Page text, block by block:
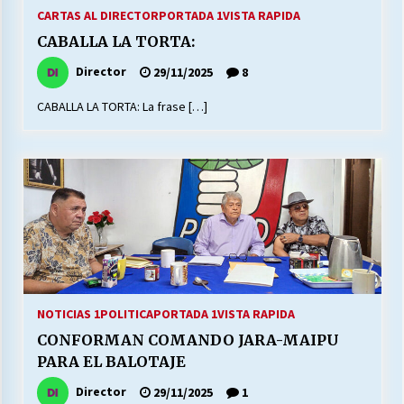
MUNICIPALIDAD, TRABAJADORES, CLIMA
LABORAL:
13/07/2026
¿Qué habrían dicho?
23/06/2026
VOLVER A SER ALTERNATIVA
16/06/2026
28/05/2026
CARTAS AL DIRECTORPORTADA 1VISTA RAPIDA
CABALLA LA TORTA:
Director 29/11/2025 8
CABALLA LA TORTA: La frase […]
NOTICIAS 1POLITICAPORTADA 1VISTA RAPIDA
CONFORMAN COMANDO JARA-MAIPU
PARA EL BALOTAJE
Director 29/11/2025 1